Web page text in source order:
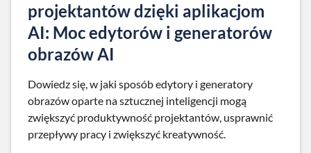
projektantów dzięki aplikacjom
AI: Moc edytorów i generatorów
obrazów AI
Dowiedz się, w jaki sposób edytory i generatory
obrazów oparte na sztucznej inteligencji mogą
zwiększyć produktywność projektantów, usprawnić
przepływy pracy i zwiększyć kreatywność.